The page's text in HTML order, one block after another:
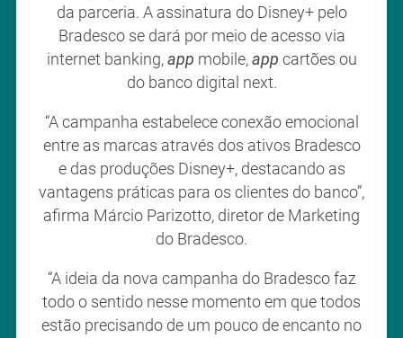
da parceria. A assinatura do Disney+ pelo
Bradesco se dará por meio de acesso via
internet banking, app mobile, app cartões ou
do banco digital next.
“A campanha estabelece conexão emocional
entre as marcas através dos ativos Bradesco
e das produções Disney+, destacando as
vantagens práticas para os clientes do banco”,
afirma Márcio Parizotto, diretor de Marketing
do Bradesco.
“A ideia da nova campanha do Bradesco faz
todo o sentido nesse momento em que todos
estão precisando de um pouco de encanto no